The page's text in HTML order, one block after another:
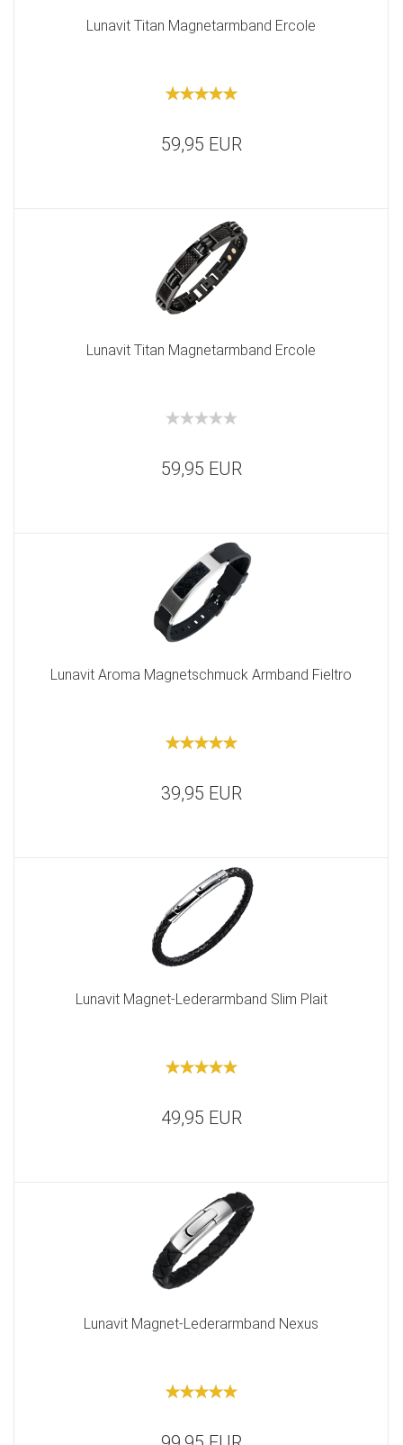
Lunavit Titan Magnetarmband Ercole
59,95 EUR
Lunavit Titan Magnetarmband Ercole
59,95 EUR
Lunavit Aroma Magnetschmuck Armband Fieltro
39,95 EUR
Lunavit Magnet-Lederarmband Slim Plait
49,95 EUR
Lunavit Magnet-Lederarmband Nexus